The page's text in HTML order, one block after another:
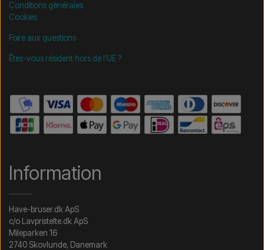
Conditions générales
Cookies
Foire aux questions
Êtes-vous résident hors de l'UE ?
Information
Have-bruser.dk ApS
c/o Lavpristelte.dk ApS
Mileparken 16
2740 Skovlunde, Danemark